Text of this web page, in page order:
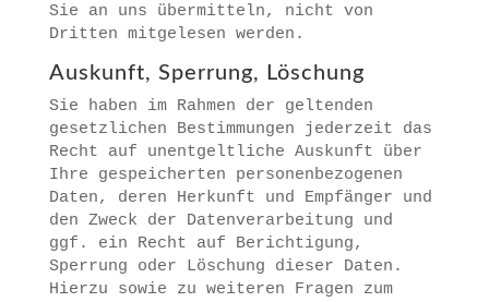
Sie an uns übermitteln, nicht von
Dritten mitgelesen werden.
Auskunft, Sperrung, Löschung
Sie haben im Rahmen der geltenden
gesetzlichen Bestimmungen jederzeit das
Recht auf unentgeltliche Auskunft über
Ihre gespeicherten personenbezogenen
Daten, deren Herkunft und Empfänger und
den Zweck der Datenverarbeitung und
ggf. ein Recht auf Berichtigung,
Sperrung oder Löschung dieser Daten.
Hierzu sowie zu weiteren Fragen zum